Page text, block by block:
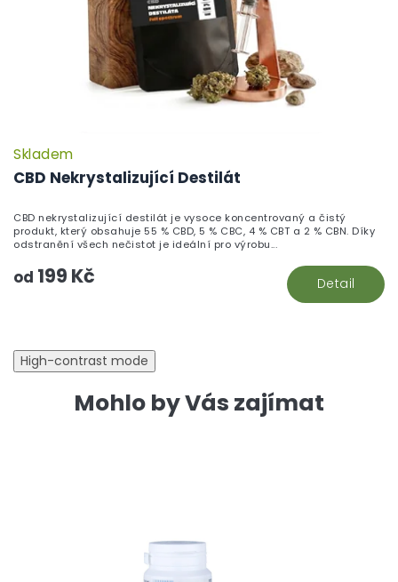
CBD Nekrystalizující Destilát
Skladem
od 199 Kč Detail
CBD nekrystalizující destilát je vysoce koncentrovaný a čistý
produkt, který obsahuje 55 % CBD, 5 % CBC, 4 % CBT a 2 % CBN. Díky
odstranění všech nečistot je ideální pro výrobu...
High-contrast mode
Mohlo by Vás zajímat